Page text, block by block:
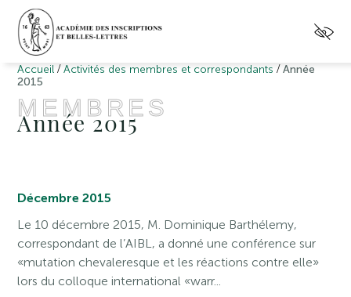
Accueil /Activités des membres et correspondants /Année
2015
MEMBRES
Année 2015
Décembre 2015
Le 10 décembre 2015, M. Dominique Barthélemy,
correspondant de l’AIBL, a donné une conférence sur
«mutation chevaleresque et les réactions contre elle»
lors du colloque international «warr...